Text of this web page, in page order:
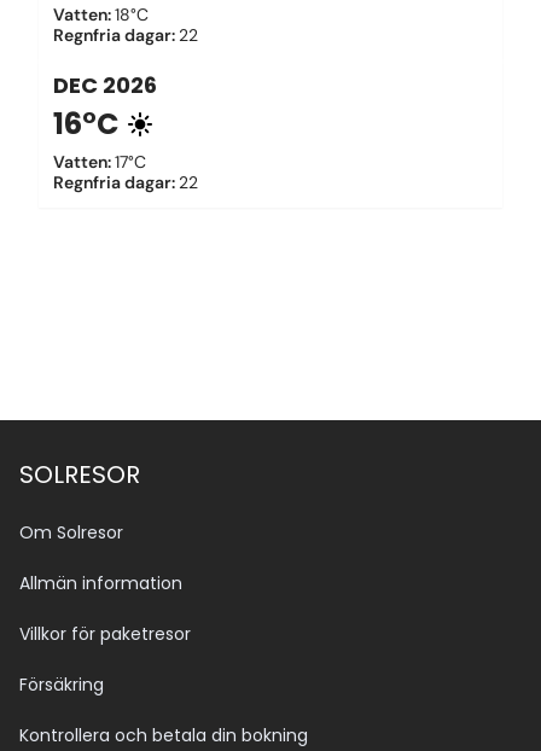
Vatten:18°C
Regnfria dagar: 22
DEC 2026
16°C
Vatten:17°C
Regnfria dagar: 22
SOLRESOR
Om Solresor
Allmän information
Villkor för paketresor
Försäkring
Kontrollera och betala din bokning